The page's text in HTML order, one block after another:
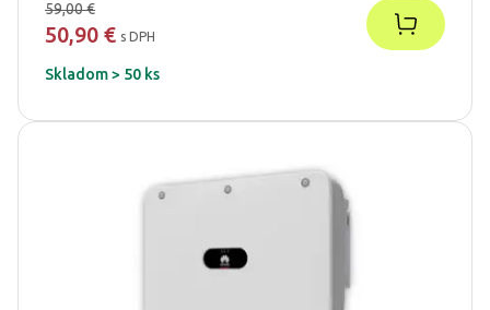
59,00 €
50,90 € s DPH
Skladom > 50 ks